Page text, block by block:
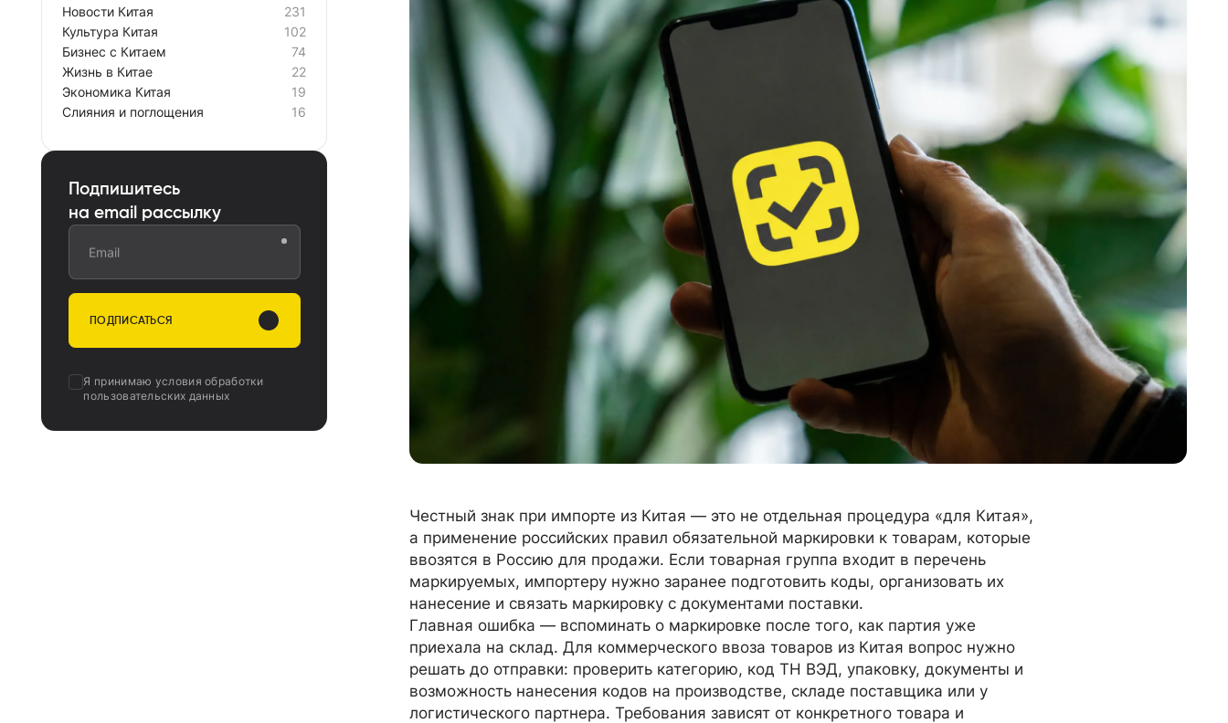
Новости Китая
231
Культура Китая
102
Бизнес с Китаем
74
Жизнь в Китае
22
Экономика Китая
19
Слияния и поглощения
16
Подпишитесь
на email рассылку
Email
ПОДПИСАТЬСЯ
Я принимаю условия обработки
пользовательских данных
Честный знак при импорте из Китая — это не отдельная процедура «для Китая»,
а применение российских правил обязательной маркировки к товарам, которые
ввозятся в Россию для продажи. Если товарная группа входит в перечень
маркируемых, импортеру нужно заранее подготовить коды, организовать их
нанесение и связать маркировку с документами поставки.
Главная ошибка — вспоминать о маркировке после того, как партия уже
приехала на склад. Для коммерческого ввоза товаров из Китая вопрос нужно
решать до отправки: проверить категорию, код ТН ВЭД, упаковку, документы и
возможность нанесения кодов на производстве, складе поставщика или у
логистического партнера. Требования зависят от конкретного товара и